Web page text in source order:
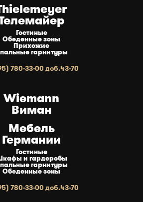
Гостиные
Обеденные зоны
Прихожие
гарнитуры
780-33-00 доб.43-70
Wiemann
Виман
Мебель
Германии
Гостиные
и гардеробы
гарнитуры
Обеденные зоны
780-33-00 доб.43-70